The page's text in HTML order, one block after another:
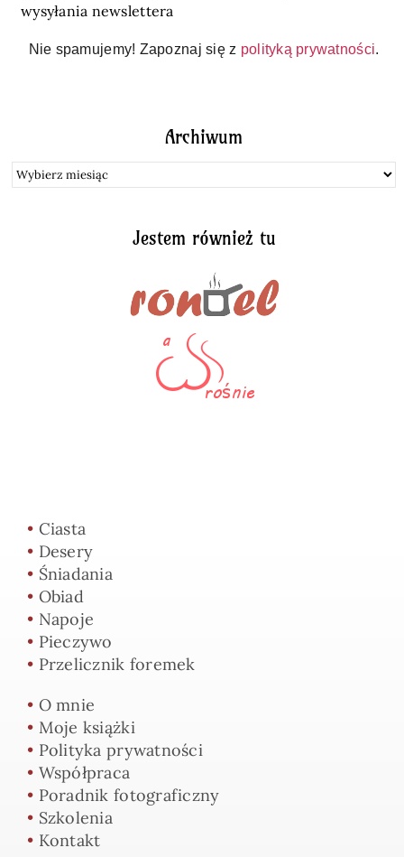
wysyłania newslettera
Nie spamujemy! Zapoznaj się z polityką prywatności.
Archiwum
Archiwum
Jestem również tu
• Ciasta
• Desery
• Śniadania
• Obiad
• Napoje
• Pieczywo
• Przelicznik foremek
• O mnie
• Moje książki
• Polityka prywatności
• Współpraca
• Poradnik fotograficzny
• Szkolenia
• Kontakt